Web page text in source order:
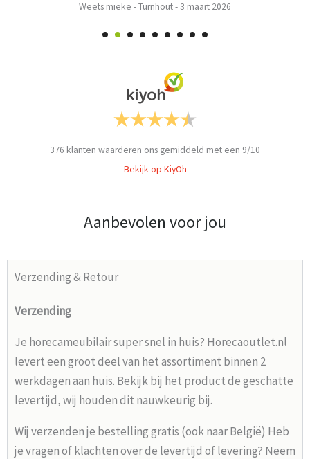
Weets mieke -Turnhout- 3 maart 2026
376 klanten waarderen ons gemiddeld met een 9/10
Bekijk op KiyOh
Aanbevolen voor jou
Verzending & Retour
Verzending
Je horecameubilair super snel in huis? Horecaoutlet.nl
levert een groot deel van het assortiment binnen 2
werkdagen aan huis. Bekijk bij het product de geschatte
levertijd, wij houden dit nauwkeurig bij.
Wij verzenden je bestelling gratis (ook naar België) Heb
je vragen of klachten over de levertijd of levering? Neem